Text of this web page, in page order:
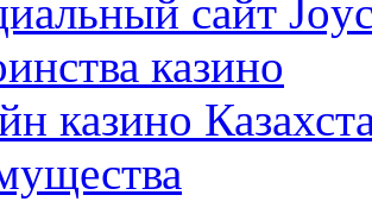
сайт
казино
казино